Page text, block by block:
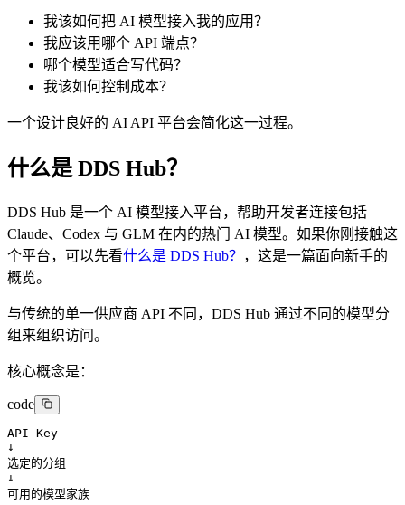
我该如何把 AI 模型接入我的应用？
我应该用哪个 API 端点？
哪个模型适合写代码？
我该如何控制成本？
一个设计良好的 AI API 平台会简化这一过程。
什么是 DDS Hub？
DDS Hub 是一个 AI 模型接入平台，帮助开发者连接包括
Claude、Codex 与 GLM 在内的热门 AI 模型。如果你刚接触这
个平台，可以先看什么是 DDS Hub？ ，这是一篇面向新手的
概览。
与传统的单一供应商 API 不同，DDS Hub 通过不同的模型分
组来组织访问。
核心概念是：
code
API Key
↓
选定的分组
↓
可用的模型家族